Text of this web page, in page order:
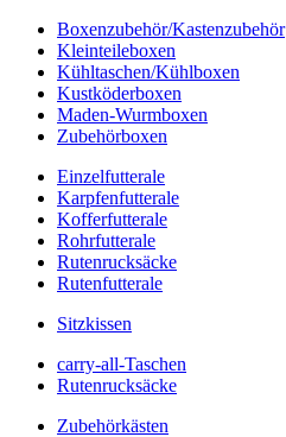
Boxenzubehör/Kastenzubehör
Kleinteileboxen
Kühltaschen/Kühlboxen
Kustköderboxen
Maden-Wurmboxen
Zubehörboxen
Einzelfutterale
Karpfenfutterale
Kofferfutterale
Rohrfutterale
Rutenrucksäcke
Rutenfutterale
Sitzkissen
carry-all-Taschen
Rutenrucksäcke
Zubehörkästen